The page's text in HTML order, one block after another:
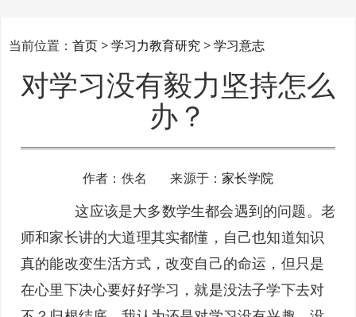
当前位置： 首页 >学习力教育研究 >学习意志
对学习没有毅力坚持怎么
办？
作者：佚名 来源于：家长学院
这应该是大多数学生都会遇到的问题。老
师和家长讲的大道理其实都懂，自己也知道知识
真的能改变生活方式，改变自己的命运，但只是
在心里下决心要好好学习，就是没法子学下去对